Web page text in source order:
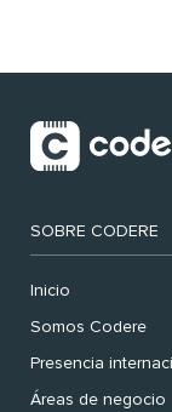
SOBRE CODERE
Inicio
Somos Codere
Presencia
Áreas de negocio